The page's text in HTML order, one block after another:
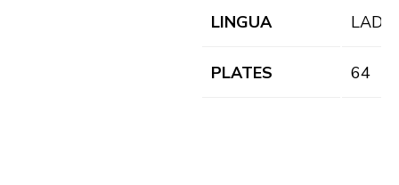
LINGUA LAD
PLATES 64